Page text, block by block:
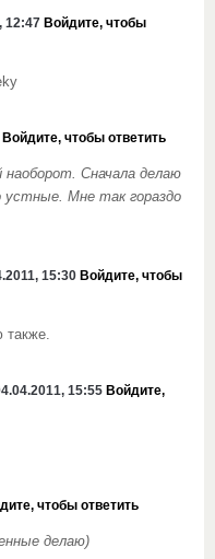
12:47 Войдите, чтобы
Войдите, чтобы ответить
наоборот. Сначала делаю
устные. Мне так гораздо
15:30 Войдите, чтобы
15:55 Войдите,
чтобы ответить
делаю)